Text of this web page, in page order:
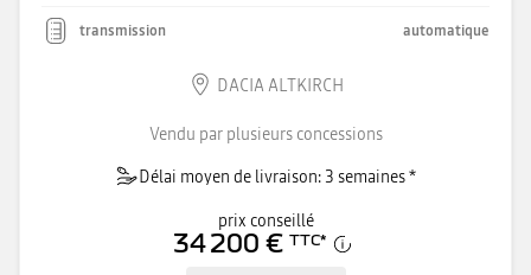
transmission automatique
DACIA ALTKIRCH
Vendu par plusieurs concessions
Délai moyen de livraison: 3 semaines *
prix conseillé
34 200 € TTC*